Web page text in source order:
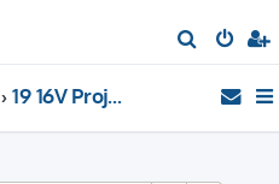
o
19 16V Projecten